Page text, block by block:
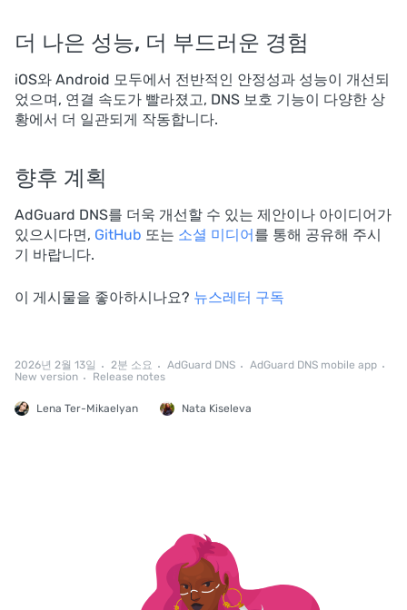
더 나은 성능, 더 부드러운 경험
iOS와 Android 모두에서 전반적인 안정성과 성능이 개선되
었으며, 연결 속도가 빨라졌고, DNS 보호 기능이 다양한 상
황에서 더 일관되게 작동합니다.
향후 계획
AdGuard DNS를 더욱 개선할 수 있는 제안이나 아이디어가
있으시다면, GitHub 또는 소셜 미디어를 통해 공유해 주시
기 바랍니다.
이 게시물을 좋아하시나요? 뉴스레터 구독
2026년 2월 13일 2분 소요 AdGuard DNS
AdGuard DNS mobile app
New version
Release notes
Lena Ter-Mikaelyan Nata Kiseleva